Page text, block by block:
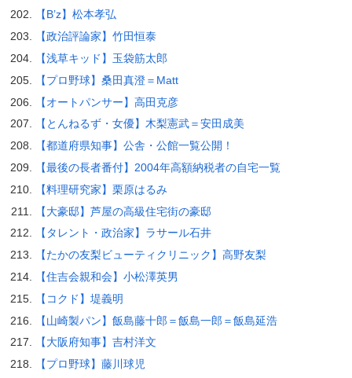
【B’z】松本孝弘
【政治評論家】竹田恒泰
【浅草キッド】玉袋筋太郎
【プロ野球】桑田真澄＝Matt
【オートパンサー】高田克彦
【とんねるず・女優】木梨憲武＝安田成美
【都道府県知事】公舎・公館一覧公開！
【最後の長者番付】2004年高額納税者の自宅一覧
【料理研究家】栗原はるみ
【大豪邸】芦屋の高級住宅街の豪邸
【タレント・政治家】ラサール石井
【たかの友梨ビューティクリニック】高野友梨
【住吉会親和会】小松澤英男
【コクド】堤義明
【山崎製パン】飯島藤十郎＝飯島一郎＝飯島延浩
【大阪府知事】吉村洋文
【プロ野球】藤川球児